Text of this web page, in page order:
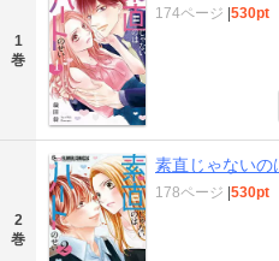
1
巻
174ページ |530pt
2
巻
素直じゃないの
178ページ |530pt